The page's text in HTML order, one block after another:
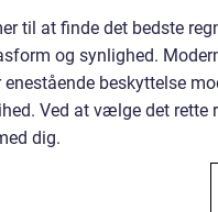
til at finde det bedste
og synlighed.
beskyttelse
Ved at vælge det
dig.